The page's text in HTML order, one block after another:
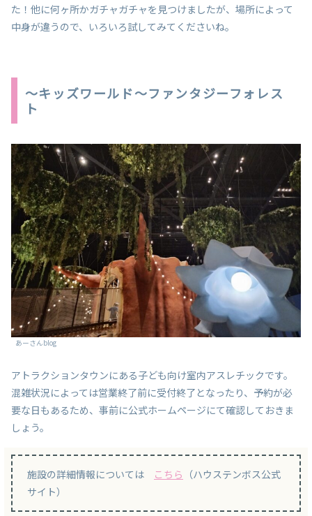
た！他に何ヶ所かガチャガチャを見つけましたが、場所によって
中身が違うので、いろいろ試してみてくださいね。
～キッズワールド～ファンタジーフォレス
ト
あーさんblog
アトラクションタウンにある子ども向け室内アスレチックです。
混雑状況によっては営業終了前に受付終了となったり、予約が必
要な日もあるため、事前に公式ホームページにて確認しておきま
しょう。
施設の詳細情報については こちら （ハウステンボス公式
サイト）